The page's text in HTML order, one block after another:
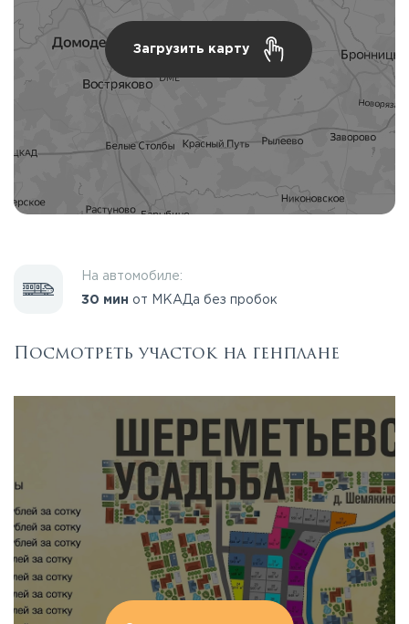
Загрузить карту
На автомобиле:
30 мин от МКАДа без пробок
Посмотреть участок на генплане